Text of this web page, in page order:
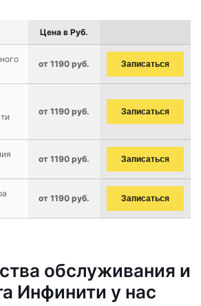
Цена в Руб.
от 1190 руб. Записаться
от 1190 руб. Записаться
от 1190 руб. Записаться
от 1190 руб. Записаться
обслуживания и
Инфинити у нас